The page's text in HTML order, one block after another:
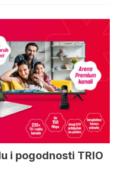
i pogodnosti TRIO